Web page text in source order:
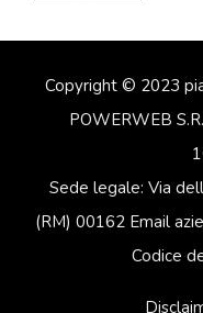
Copyright © 2023
POWERWEB
Sede legale: Via
(RM) 00162 Email
Codice